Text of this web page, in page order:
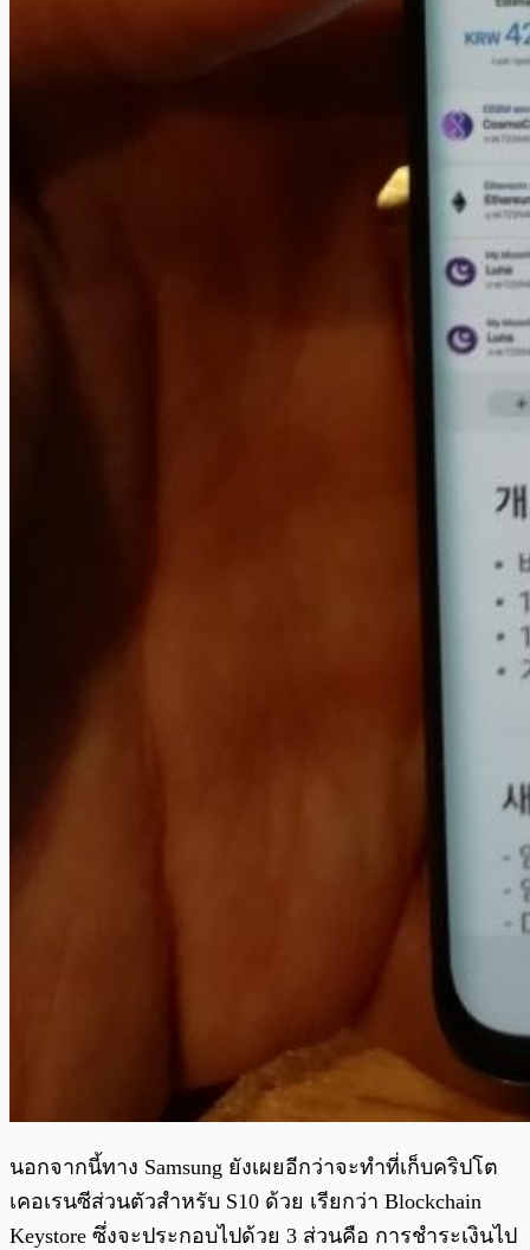
นอกจากนี้ทาง Samsung ยังเผยอีกว่าจะทำที่เก็บคริปโต
เคอเรนซีส่วนตัวสำหรับ S10 ด้วย เรียกว่า Blockchain
Keystore ซึ่งจะประกอบไปด้วย 3 ส่วนคือ การชำระเงินไป